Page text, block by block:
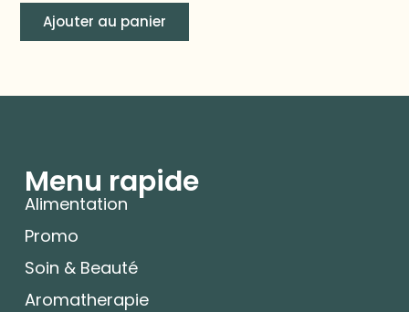
Ajouter au panier
Menu rapide
Alimentation
Promo
Soin & Beauté
Aromatherapie